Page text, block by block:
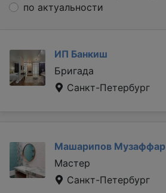
по актуальности
ИП Банкиш
Бригада
Санкт-Петербург
Машарипов Музаффар
Мастер
Санкт-Петербург